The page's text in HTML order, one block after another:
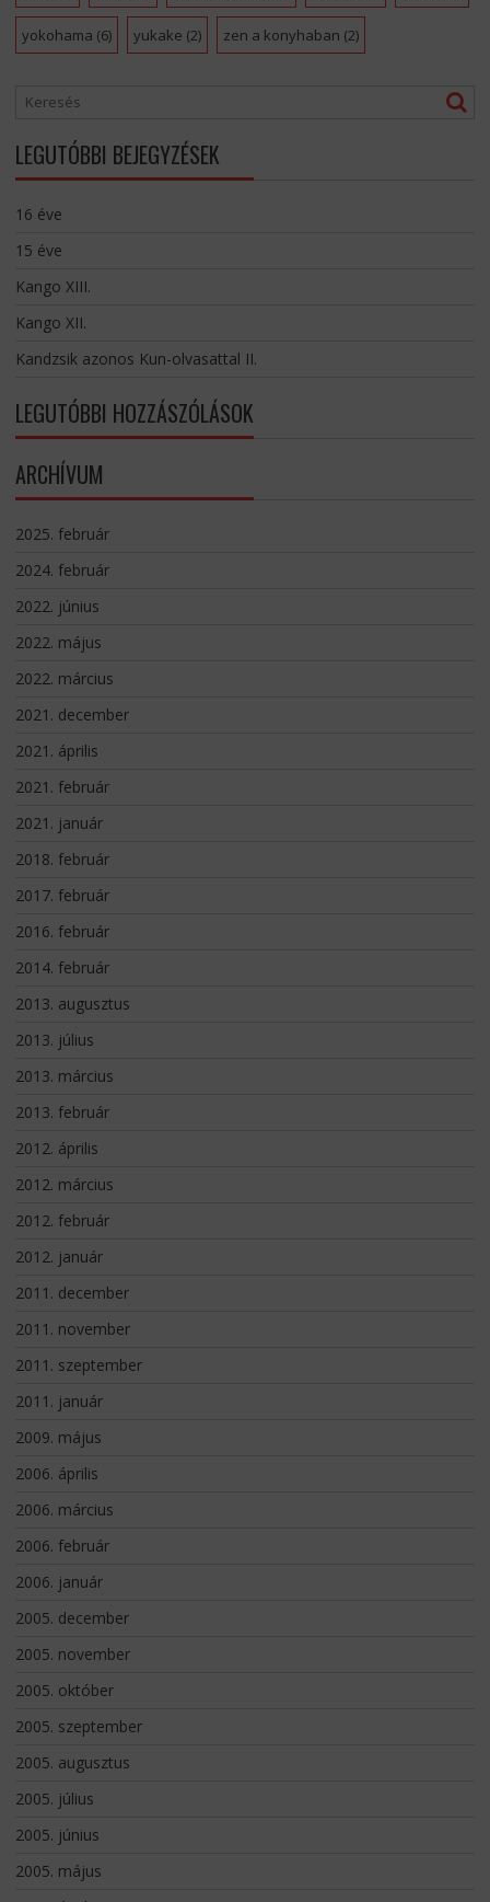
yokohama (6) yukake (2) zen a konyhaban (2)
LEGUTÓBBI BEJEGYZÉSEK
16 éve
15 éve
Kango XIII.
Kango XII.
Kandzsik azonos Kun-olvasattal II.
LEGUTÓBBI HOZZÁSZÓLÁSOK
ARCHÍVUM
2025. február
2024. február
2022. június
2022. május
2022. március
2021. december
2021. április
2021. február
2021. január
2018. február
2017. február
2016. február
2014. február
2013. augusztus
2013. július
2013. március
2013. február
2012. április
2012. március
2012. február
2012. január
2011. december
2011. november
2011. szeptember
2011. január
2009. május
2006. április
2006. március
2006. február
2006. január
2005. december
2005. november
2005. október
2005. szeptember
2005. augusztus
2005. július
2005. június
2005. május